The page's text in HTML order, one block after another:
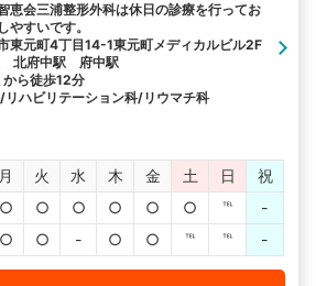
恵会三浦整形外科は休日の診療を行ってお
やすいです。
東元町4丁目14-1東元町メディカルビル2F
北府中駅 府中駅
から徒歩12分
リハビリテーション科/リウマチ科
月 火 水 木 金 土 日
祝
○ ○ ○ ○ ○ ○ ℡
-
○ ○ - ○ ○ ℡ ℡ -